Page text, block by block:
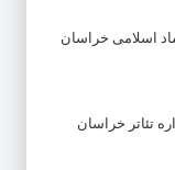
اسلامی خراسان
تئاتر خراسان